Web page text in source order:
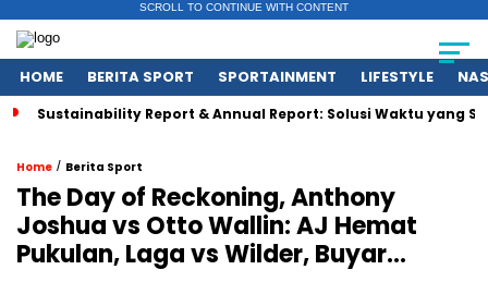
SCROLL TO CONTINUE WITH CONTENT
HOME BERITA SPORT SPORTAINMENT LIFESTYLE
Sustainability Report & Annual Report: Solusi Waktu yang
Home / Berita Sport
The Day of Reckoning, Anthony
Joshua vs Otto Wallin: AJ Hemat
Pukulan, Laga vs Wilder, Buyar…